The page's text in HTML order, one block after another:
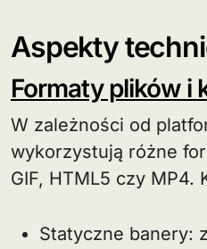
Aspekty
Formaty plików i
W zależności od
wykorzystują różne
GIF, HTML5 czy MP4.
Statyczne banery: